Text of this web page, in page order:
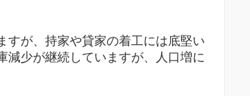
すが、持家や貸家の着工には底堅い
少が継続していますが、人口増に